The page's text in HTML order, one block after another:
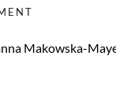
Makowska-